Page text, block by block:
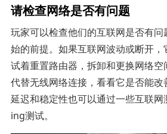
请检查网络是否有问题
玩家可以检查他们的互联网是否有
始的前提。如果互联网波动或断开，
试着重置路由器，拆卸和更换网络
代替无线网络连接，看看它是否能
延迟和稳定性也可以通过一些互联
ing测试。